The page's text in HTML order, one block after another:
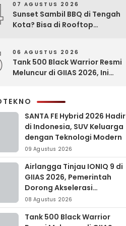
07 AGUSTUS 2026
Sunset Sambil BBQ di Tengah
Kota? Bisa di Rooftop
06 AGUSTUS 2026
Tank 500 Black Warrior Resmi
Meluncur di GIIAS 2026, Ini
SANTA FE Hybrid 2026 Hadir
di Indonesia, SUV Keluarga
dengan Teknologi Modern
09 Agustus 2026
Airlangga Tinjau IONIQ 9 di
GIIAS 2026, Pemerintah
Dorong Akselerasi
Kendaraan Listrik
08 Agustus 2026
Tank 500 Black Warrior